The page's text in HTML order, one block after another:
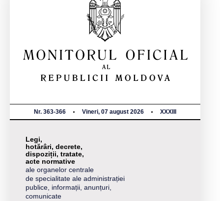
Nr. 363-366 Vineri, 07 august 2026 XXXIII
Legi,
hotărâri, decrete,
dispoziții, tratate,
acte normative
ale organelor centrale
de specialitate ale administrației
publice, informații, anunțuri,
comunicate